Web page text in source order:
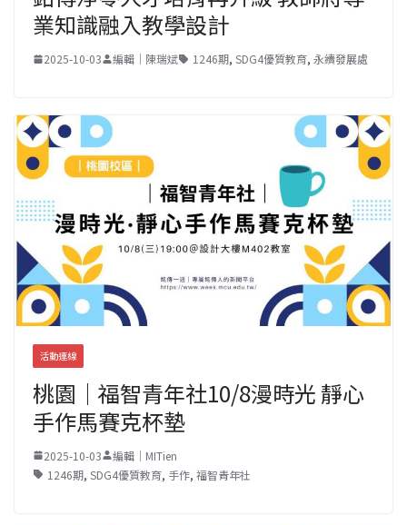
業知識融入教學設計
2025-10-03 編輯｜陳瑞斌 1246期, SDG4優質教育, 永續發展處
活動連線
桃園｜福智青年社10/8漫時光 靜心
手作馬賽克杯墊
2025-10-03
編輯｜MITien
1246期, SDG4優質教育, 手作, 福智青年社